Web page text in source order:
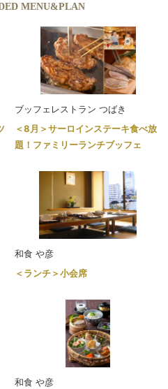
MENU&PLAN
ブッフェレストラン つばき
＜8月＞サーロインステーキ食べ放
題！ファミリーランチブッフェ
和食 や彦
＜ランチ＞小会席
和食 や彦